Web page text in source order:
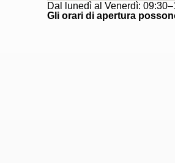
Dal lunedì al Venerdì:
Gli orari di apertura